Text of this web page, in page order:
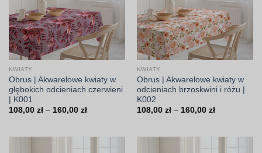
KWIATY
Obrus | Akwarelowe kwiaty w
głębokich odcieniach czerwieni
| K001
108,00 zł – 160,00 złZakres
160,00 zł
KWIATY
Obrus | Akwarelowe kwiaty w
odcieniach brzoskwini i różu |
K002
108,00 zł – 160,00 złZakres
160,00 zł